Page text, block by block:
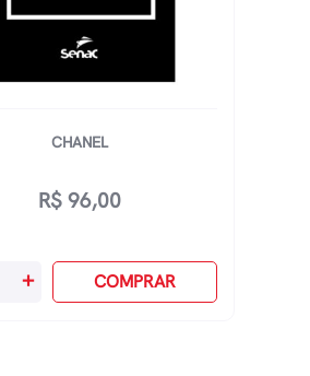
CHANEL
R$ 96,00
+ COMPRAR